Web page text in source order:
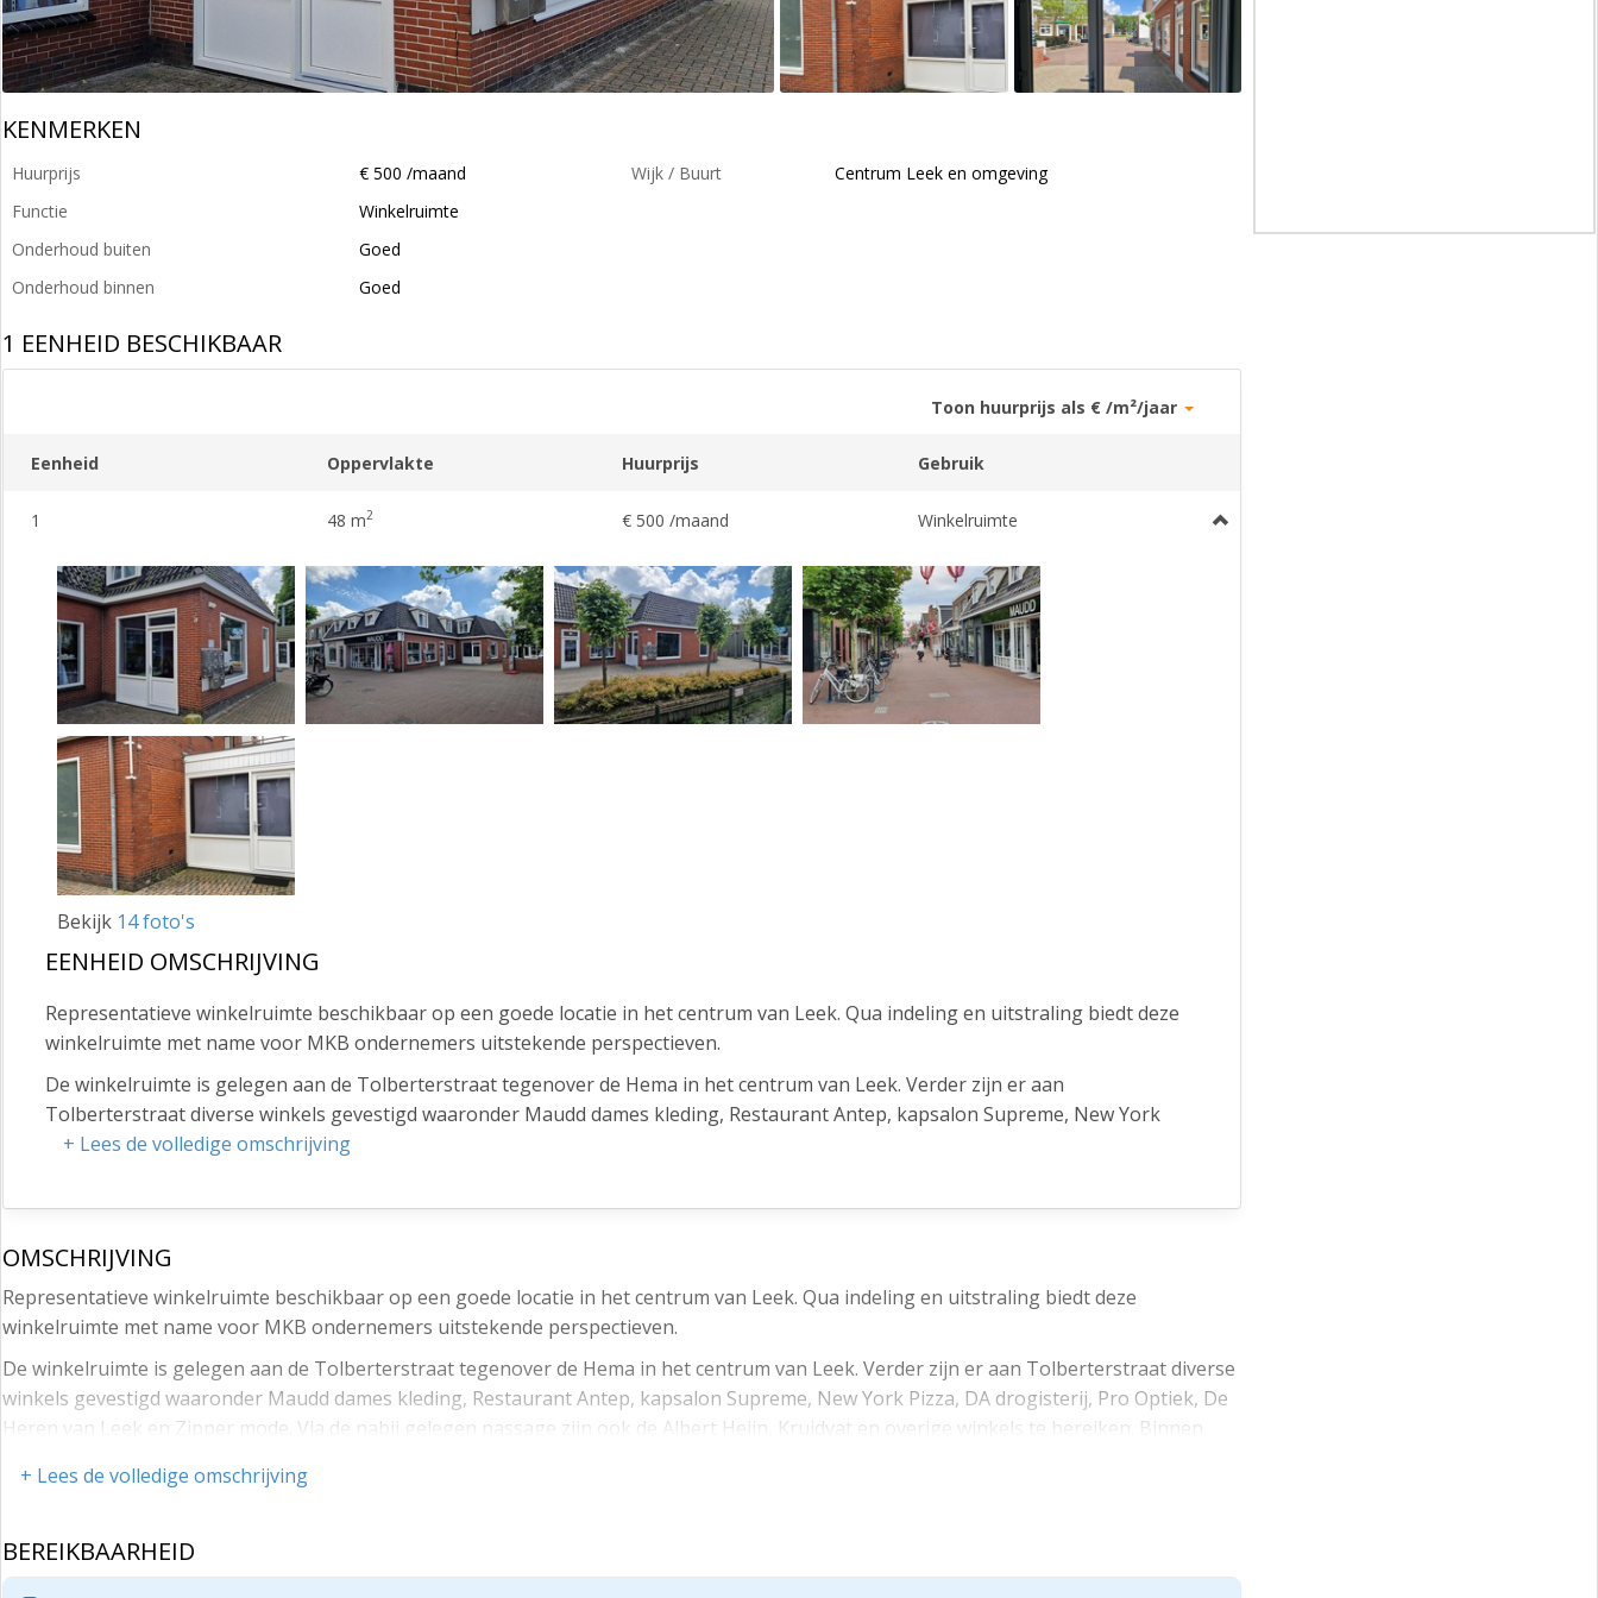
KENMERKEN
Huurprijs
€ 500 /maand
Functie
Winkelruimte
Onderhoud buiten
Goed
Onderhoud binnen
Goed
Wijk / Buurt Centrum Leek en omgeving
1 EENHEID BESCHIKBAAR
Toon huurprijs als € /m²/jaar
Eenheid Oppervlakte Huurprijs Gebruik
1 48 m2 € 500 /maand Winkelruimte
Bekijk 14 foto's
EENHEID OMSCHRIJVING
Representatieve winkelruimte beschikbaar op een goede locatie in het centrum van Leek. Qua indeling en uitstraling biedt deze
winkelruimte met name voor MKB ondernemers uitstekende perspectieven.
De winkelruimte is gelegen aan de Tolberterstraat tegenover de Hema in het centrum van Leek. Verder zijn er aan
Tolberterstraat diverse winkels gevestigd waaronder Maudd dames kleding, Restaurant Antep, kapsalon Supreme, New York
Pizza, DA drogisterij, Pro Optiek, De Heren van Leek en Zipper mode. Via de nabij gelegen passage zijn ook de Albert Heijn,
Lidl, Trekpleister, Okay Fashion, Bruna etc.
OPPERVLAKTE
Winkelruimte: circa 48 m2.
Frontbreedte voorgevel 3 meter.
Frontbreedte zijgevel 8 meter
LIGGING EN BEREIKBAARHEID
vervoer is de bereikbaarheid uitstekend, de dichtstbijzijnde bushalte is namelijk op loopafstand.
Op loopafstand zijn grote gratis parkeerterreinen.
+ Lees de volledige omschrijving
OMSCHRIJVING
Representatieve winkelruimte beschikbaar op een goede locatie in het centrum van Leek. Qua indeling en uitstraling biedt deze
winkelruimte met name voor MKB ondernemers uitstekende perspectieven.
De winkelruimte is gelegen aan de Tolberterstraat tegenover de Hema in het centrum van Leek. Verder zijn er aan Tolberterstraat diverse
winkels gevestigd waaronder Maudd dames kleding, Restaurant Antep, kapsalon Supreme, New York Pizza, DA drogisterij, Pro Optiek, De
Heren van Leek en Zipper mode. Via de nabij gelegen passage zijn ook de Albert Heijn, Kruidvat en overige winkels te bereiken. Binnen
Winkelruimte: circa 48 m2.
Frontbreedte voorgevel 3 meter.
+ Lees de volledige omschrijving
BEREIKBAARHEID